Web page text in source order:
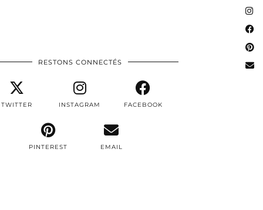
RESTONS CONNECTÉS
TWITTER INSTAGRAM FACEBOOK
PINTEREST EMAIL